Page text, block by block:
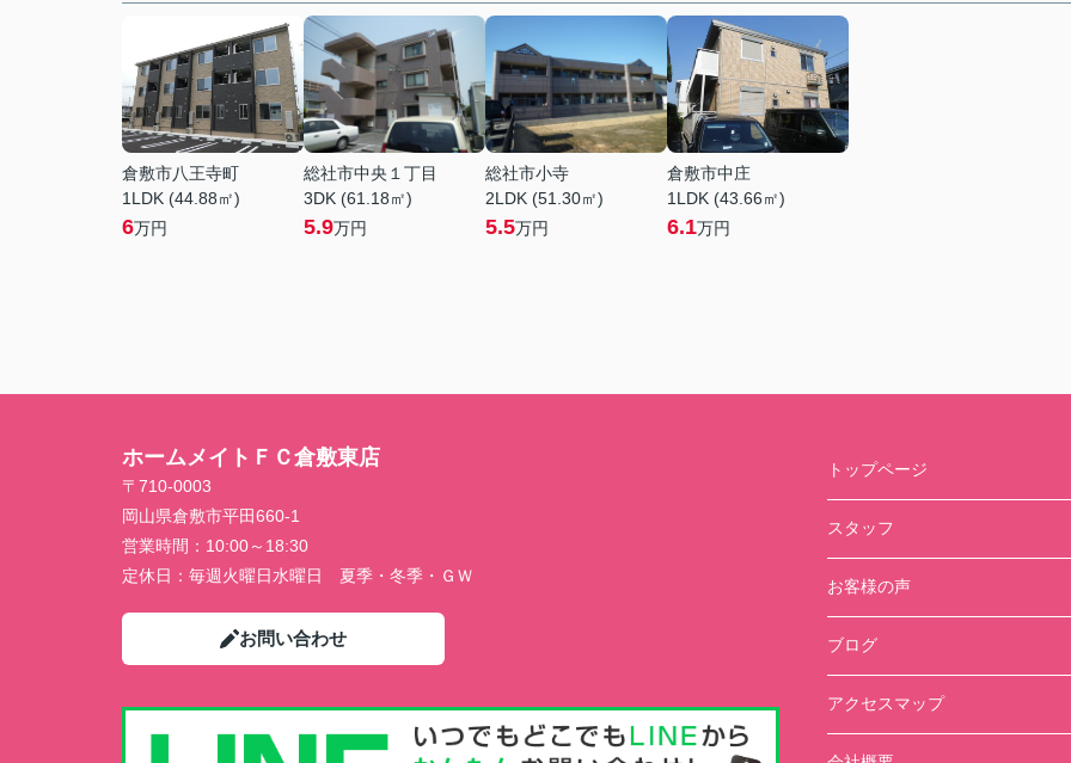
倉敷市八王寺町
1LDK (44.88㎡)
6万円
総社市中央１丁目
3DK (61.18㎡)
5.9万円
総社市小寺
2LDK (51.30㎡)
5.5万円
倉敷市中庄
1LDK (43.66㎡)
6.1万円
ホームメイトＦＣ倉敷東店
〒710-0003
岡山県倉敷市平田660-1
営業時間： 10:00～18:30
定休日： 毎週火曜日水曜日 夏季・冬季・ＧＷ
お問い合わせ
トップページ
スタッフ
お客様の声
ブログ
アクセスマップ